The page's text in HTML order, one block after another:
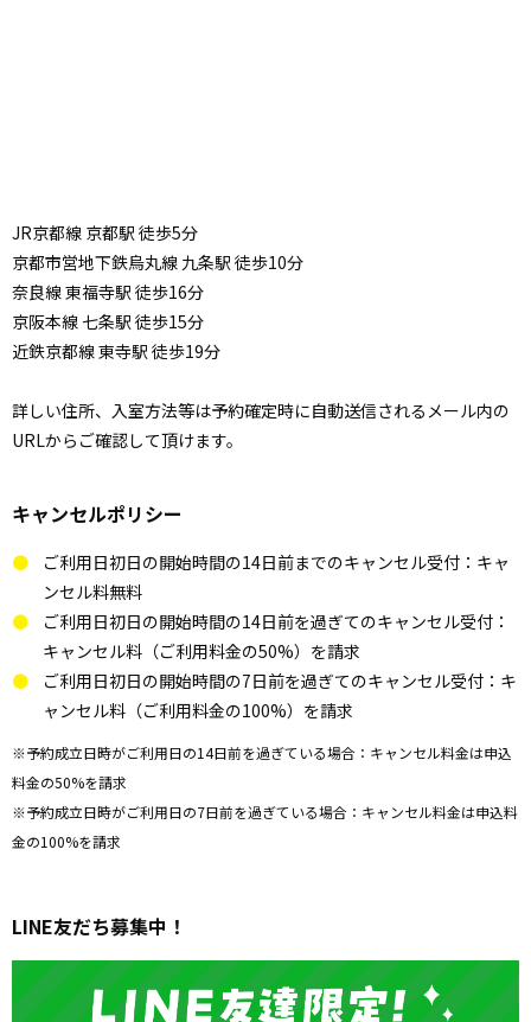
JR京都線 京都駅 徒歩5分
京都市営地下鉄烏丸線 九条駅 徒歩10分
奈良線 東福寺駅 徒歩16分
京阪本線 七条駅 徒歩15分
近鉄京都線 東寺駅 徒歩19分
詳しい住所、入室方法等は予約確定時に自動送信されるメール内の
URLからご確認して頂けます。
キャンセルポリシー
ご利用日初日の開始時間の14日前までのキャンセル受付：キャ
ンセル料無料
ご利用日初日の開始時間の14日前を過ぎてのキャンセル受付：
キャンセル料（ご利用料金の50%）を請求
ご利用日初日の開始時間の7日前を過ぎてのキャンセル受付：キ
ャンセル料（ご利用料金の100%）を請求
※予約成立日時がご利用日の14日前を過ぎている場合：キャンセル料金は申込
料金の50%を請求
※予約成立日時がご利用日の7日前を過ぎている場合：キャンセル料金は申込料
金の100%を請求
LINE友だち募集中！